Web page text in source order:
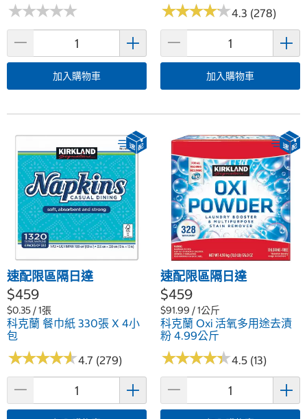
★★★★★
★★★★★
加入購物車
★★★★★
★★★★★4.3 (278)
加入購物車
速配限區隔日達
$459
$0.35 / 1張
科克蘭 餐巾紙 330張 X 4小
包
★★★★★
★★★★★4.7 (279)
速配限區隔日達
$459
$91.99 / 1公斤
科克蘭 Oxi 活氧多用途去漬
粉 4.99公斤
★★★★★
★★★★★4.5 (13)